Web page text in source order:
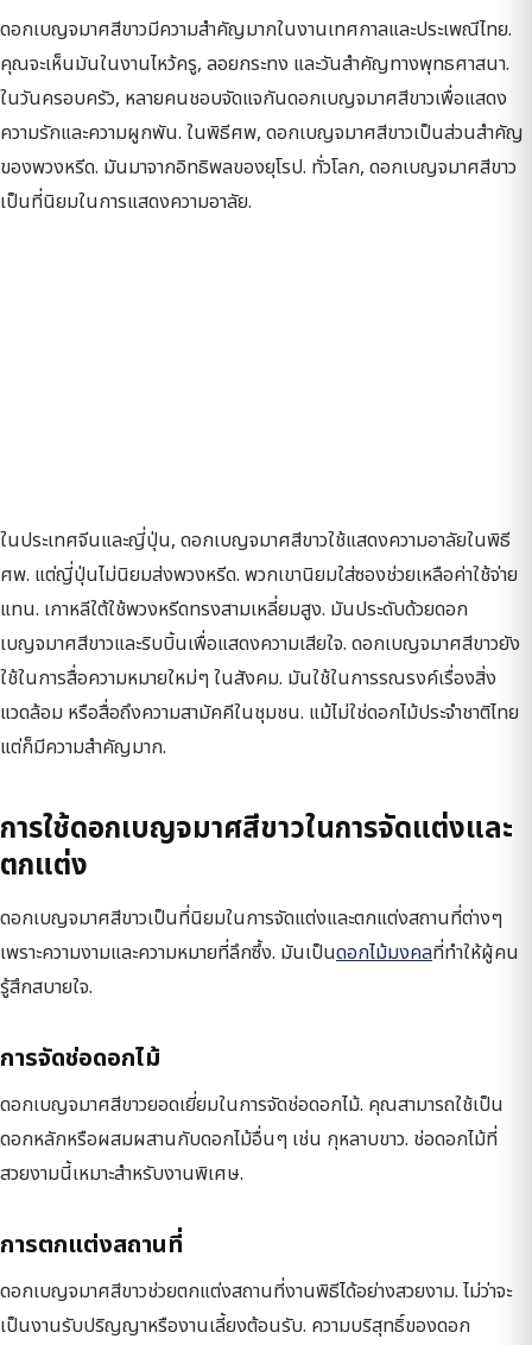
ดอกเบญจมาศสีขาวมีความสำคัญมากในงานเทศกาลและประเพณีไทย.
คุณจะเห็นมันในงานไหว้ครู, ลอยกระทง และวันสำคัญทางพุทธศาสนา.
ในวันครอบครัว, หลายคนชอบจัดแจกันดอกเบญจมาศสีขาวเพื่อแสดง
ความรักและความผูกพัน. ในพิธีศพ, ดอกเบญจมาศสีขาวเป็นส่วนสำคัญ
ของพวงหรีด. มันมาจากอิทธิพลของยุโรป. ทั่วโลก, ดอกเบญจมาศสีขาว
เป็นที่นิยมในการแสดงความอาลัย.
ในประเทศจีนและญี่ปุ่น, ดอกเบญจมาศสีขาวใช้แสดงความอาลัยในพิธี
ศพ. แต่ญี่ปุ่นไม่นิยมส่งพวงหรีด. พวกเขานิยมใส่ซองช่วยเหลือค่าใช้จ่าย
แทน. เกาหลีใต้ใช้พวงหรีดทรงสามเหลี่ยมสูง. มันประดับด้วยดอก
เบญจมาศสีขาวและริบบิ้นเพื่อแสดงความเสียใจ. ดอกเบญจมาศสีขาวยัง
ใช้ในการสื่อความหมายใหม่ๆ ในสังคม. มันใช้ในการรณรงค์เรื่องสิ่ง
แวดล้อม หรือสื่อถึงความสามัคคีในชุมชน. แม้ไม่ใช่ดอกไม้ประจำชาติไทย
แต่ก็มีความสำคัญมาก.
การใช้ดอกเบญจมาศสีขาวในการจัดแต่งและ
ตกแต่ง
ดอกเบญจมาศสีขาวเป็นที่นิยมในการจัดแต่งและตกแต่งสถานที่ต่างๆ
เพราะความงามและความหมายที่ลึกซึ้ง. มันเป็นดอกไม้มงคลที่ทำให้ผู้คน
รู้สึกสบายใจ.
การจัดช่อดอกไม้
ดอกเบญจมาศสีขาวยอดเยี่ยมในการจัดช่อดอกไม้. คุณสามารถใช้เป็น
ดอกหลักหรือผสมผสานกับดอกไม้อื่นๆ เช่น กุหลาบขาว. ช่อดอกไม้ที่
สวยงามนี้เหมาะสำหรับงานพิเศษ.
การตกแต่งสถานที่
ดอกเบญจมาศสีขาวช่วยตกแต่งสถานที่งานพิธีได้อย่างสวยงาม. ไม่ว่าจะ
เป็นงานรับปริญญาหรืองานเลี้ยงต้อนรับ. ความบริสุทธิ์ของดอก